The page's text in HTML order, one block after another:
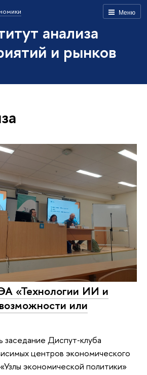
Меню
анализа
и рынков
«Технологии ИИ и
или
заседание Диспут‑клуба
центров экономического
экономической политики»